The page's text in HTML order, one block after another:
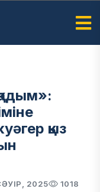
қыз
2025 1018